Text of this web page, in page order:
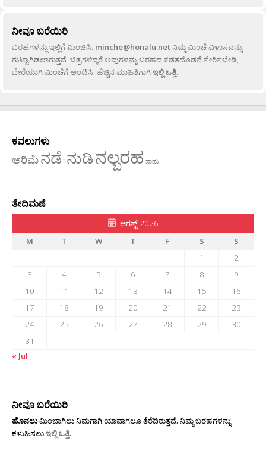
ನೀವೂ ಬರೆಯಿರಿ
ಬರಹಗಳನ್ನು ಇಲ್ಲಿಗೆ ಮಿಂಚಿಸಿ: minche@honalu.netನಿಮ್ಮ ಮಿಂಚೆ ವಿಳಾಸವನ್ನು
ಗುಟ್ಟಾಗಿಡಲಾಗುತ್ತದೆ. ಚಿತ್ರಗಳಿದ್ದರೆ ಅವುಗಳನ್ನು ಬರಹದ ಕಡತದೊಡನೆ ಸೇರಿಸಬೇಡಿ,
ಬೇರೆಯಾಗಿ ಮಿಂಚೆಗೆ ಅಂಟಿಸಿ. ಹೆಚ್ಚಿನ ಮಾಹಿತಿಗಾಗಿಇಲ್ಲಿ ಒತ್ತಿ.
ಕವಲುಗಳು
ಅರಿಮೆನಡೆ-ನುಡಿನಲ್ಬರಹ ನಾಡು
ತೇದಿಮಣೆ
ಆಗಸ್ಟ್ 2026
M
T W T F S
S
1
2
3
4 5 6 7 8
9
10
11 12 13 14 15
16
17
18 19 20 21 22
23
24
25 26 27 28 29
30
31
« Jul
ನೀವೂ ಬರೆಯಿರಿ
ಹೊನಲುಮಿಂಬಾಗಿಲು ನಿಮಗಾಗಿ ಯಾವಾಗಲೂ ತೆರೆದಿರುತ್ತದೆ. ನಿಮ್ಮ ಬರಹಗಳನ್ನು
ಕಳುಹಿಸಲುಇಲ್ಲಿ ಒತ್ತಿ.